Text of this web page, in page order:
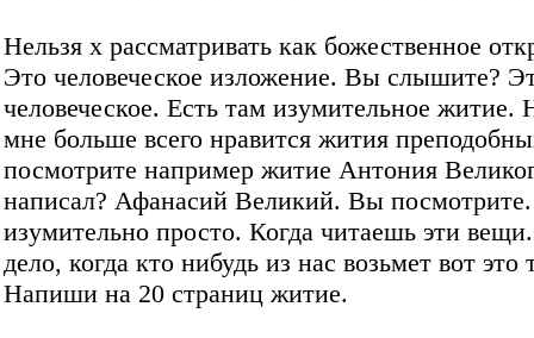
Нельзя х рассматривать как божественное
Это человеческое изложение. Вы слышите?
человеческое. Есть там изумительное житие.
мне больше всего нравится жития
посмотрите например житие Антония
написал? Афанасий Великий. Вы
изумительно просто. Когда читаешь эти
дело, когда кто нибудь из нас возьмет вот это
Напиши на 20 страниц житие.